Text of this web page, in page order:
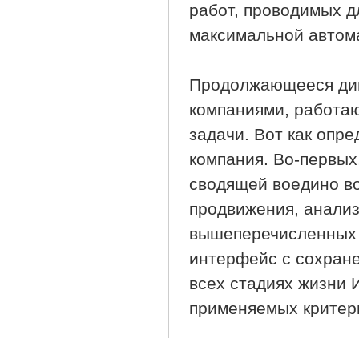
работ, проводимых
максимальной
Продолжающееся
компаниями,
задачи. Вот как
компания. Во-
сводящей воедино
продвижения,
интерфейс с
всех стадиях жизни
применяемых